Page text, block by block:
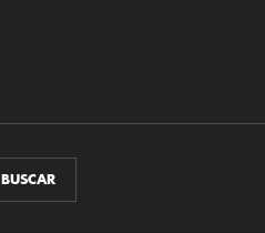
BUSCAR